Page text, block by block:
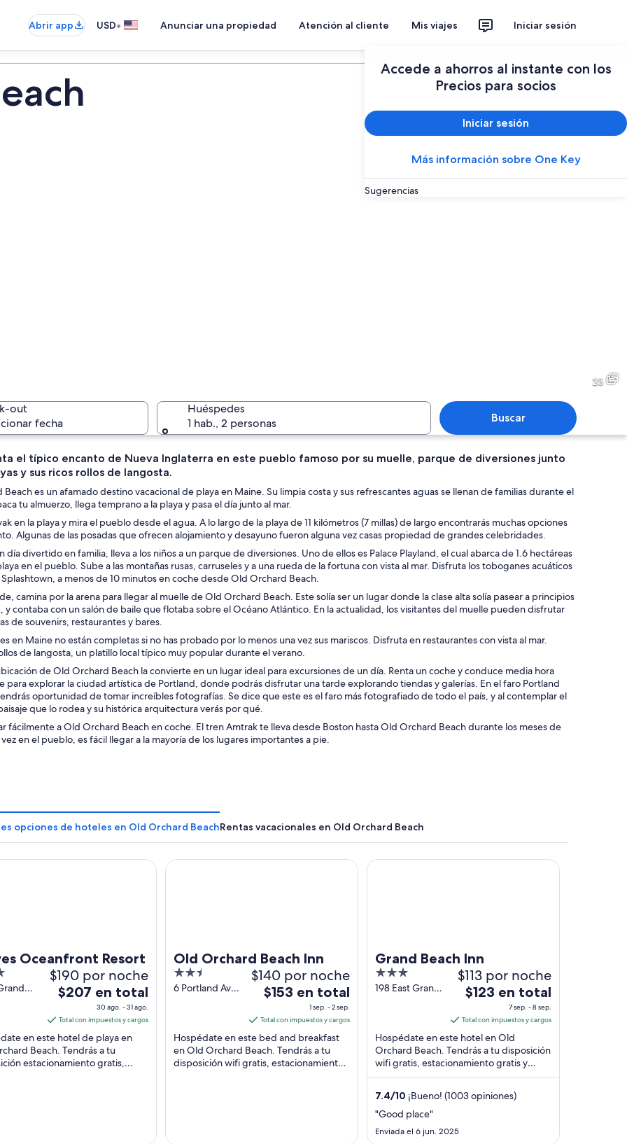
Abrir app USD• Anunciar una propiedad Atención al cliente Mis viajes Iniciar sesión
Accede a ahorros al instante con los
Precios para socios
Iniciar sesión
Más información sobre One Key
Sugerencias
que se adentra en el océano, gente tomando el sol y un cielo azul despejado.
23
out
fecha
Huéspedes
1 hab., 2 personas
Buscar
el típico encanto de Nueva Inglaterra en este pueblo famoso por su muelle, parque de diversiones junto
y sus ricos rollos de langosta.
es un afamado destino vacacional de playa en Maine. Su limpia costa y sus refrescantes aguas se llenan de familias durante el
tu almuerzo, llega temprano a la playa y pasa el día junto al mar.
en la playa y mira el pueblo desde el agua. A lo largo de la playa de 11 kilómetros (7 millas) de largo encontrarás muchas opciones
Algunas de las posadas que ofrecen alojamiento y desayuno fueron alguna vez casas propiedad de grandes celebridades.
día divertido en familia, lleva a los niños a un parque de diversiones. Uno de ellos es Palace Playland, el cual abarca de 1.6 hectáreas
en el pueblo. Sube a las montañas rusas, carruseles y a una rueda de la fortuna con vista al mar. Disfruta los toboganes acuáticos
a menos de 10 minutos en coche desde Old Orchard Beach.
camina por la arena para llegar al muelle de Old Orchard Beach. Este solía ser un lugar donde la clase alta solía pasear a principios
y contaba con un salón de baile que flotaba sobre el Océano Atlántico. En la actualidad, los visitantes del muelle pueden disfrutar
de souvenirs, restaurantes y bares.
en Maine no están completas si no has probado por lo menos una vez sus mariscos. Disfruta en restaurantes con vista al mar.
de langosta, un platillo local típico muy popular durante el verano.
de Old Orchard Beach la convierte en un lugar ideal para excursiones de un día. Renta un coche y conduce media hora
para explorar la ciudad artística de Portland, donde podrás disfrutar una tarde explorando tiendas y galerías. En el faro Portland
oportunidad de tomar increíbles fotografías. Se dice que este es el faro más fotografiado de todo el país, y al contemplar el
que lo rodea y su histórica arquitectura verás por qué.
fácilmente a Old Orchard Beach en coche. El tren Amtrak te lleva desde Boston hasta Old Orchard Beach durante los meses de
en el pueblo, es fácil llegar a la mayoría de los lugares importantes a pie.
opciones de hoteles en Old Orchard BeachRentas vacacionales en Old Orchard Beach
Oceanfront Resort
$190 por noche
El
es
de
$207
en
$207 en total
30 ago. - 31 ago.
Total con impuestos y cargos
en este hotel de playa en
Beach. Tendrás a tu
estacionamiento gratis,
Resort
Old Orchard Beach Inn
2.5
out
6 Portland Ave
$140 por noche
El
es
de
$153
en
$153 en total
1 sep. - 2 sep.
Total con impuestos y cargos
Hospédate en este bed and breakfast
en Old Orchard Beach. Tendrás a tu
disposición wifi gratis, estacionamiento
Old Orchard Beach Inn
Grand Beach Inn
3
out
198 East Grand
$113 por noche
El
es
de
$123
en
total
por
$123 en total
7 sep. - 8 sep.
Total con impuestos y cargos
Hospédate en este hotel en Old
Orchard Beach. Tendrás a tu disposición
wifi gratis, estacionamiento gratis y
servicio a la habitación. Nuestros
7.4/10 ¡Bueno! (1003 opiniones)
"Good place"
Enviada el 6 jun. 2025
Grand Beach Inn